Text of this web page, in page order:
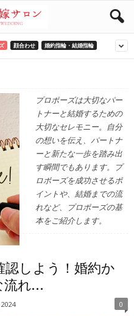
顔合わせ 婚約指輪・結婚指輪
プロポーズは大切なパー
トナーと結婚するための
大切なセレモニー。自分
の想いを伝え、パートナ
ーと新たな一歩を踏み出
す瞬間でもあります。プ
ロポーズを成功させるポ
イントや、結婚までの流
れなど、プロポーズの基
本をご紹介します。
しよう！婚約か
流れ...
0